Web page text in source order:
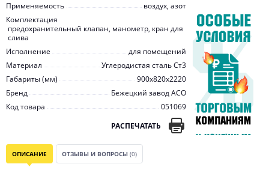
Применяемость
воздух, азот
Комплектация
предохранительный клапан, манометр, кран для
слива
Исполнение
для помещений
Материал
Углеродистая сталь Ст3
Габариты (мм)
900х820х2220
Бренд
Бежецкий завод АСО
Код товара
051069
РАСПЕЧАТАТЬ
ОПИСАНИЕ ОТЗЫВЫ И ВОПРОСЫ (0)